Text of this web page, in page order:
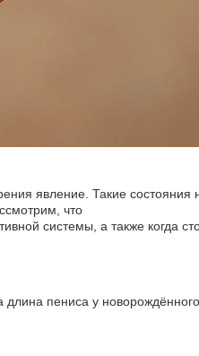
явление. Такие состояния
что
системы, а также когда
пениса у